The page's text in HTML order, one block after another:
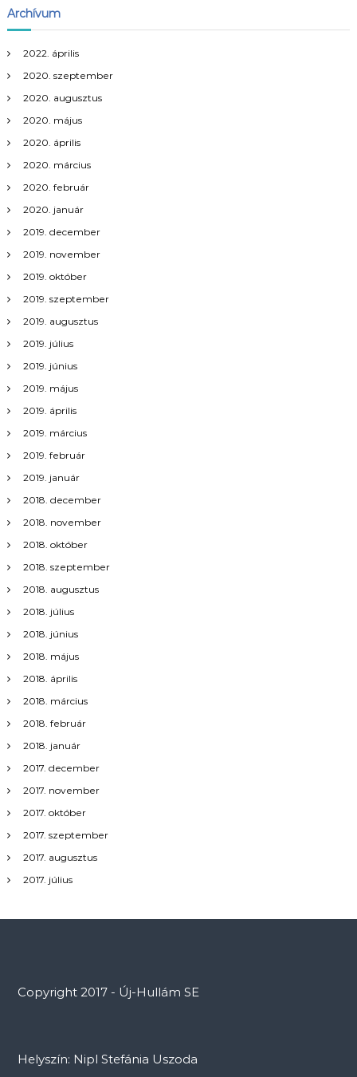
s
n
a
v
i
g
á
c
i
ó
Archívum
2022. április
2020. szeptember
2020. augusztus
2020. május
2020. április
2020. március
2020. február
2020. január
2019. december
2019. november
2019. október
2019. szeptember
2019. augusztus
2019. július
2019. június
2019. május
2019. április
2019. március
2019. február
2019. január
2018. december
2018. november
2018. október
2018. szeptember
2018. augusztus
2018. július
2018. június
2018. május
2018. április
2018. március
2018. február
2018. január
2017. december
2017. november
2017. október
2017. szeptember
2017. augusztus
2017. július
Copyright 2017 - Új-Hullám SE
Helyszín: Nipl Stefánia Uszoda